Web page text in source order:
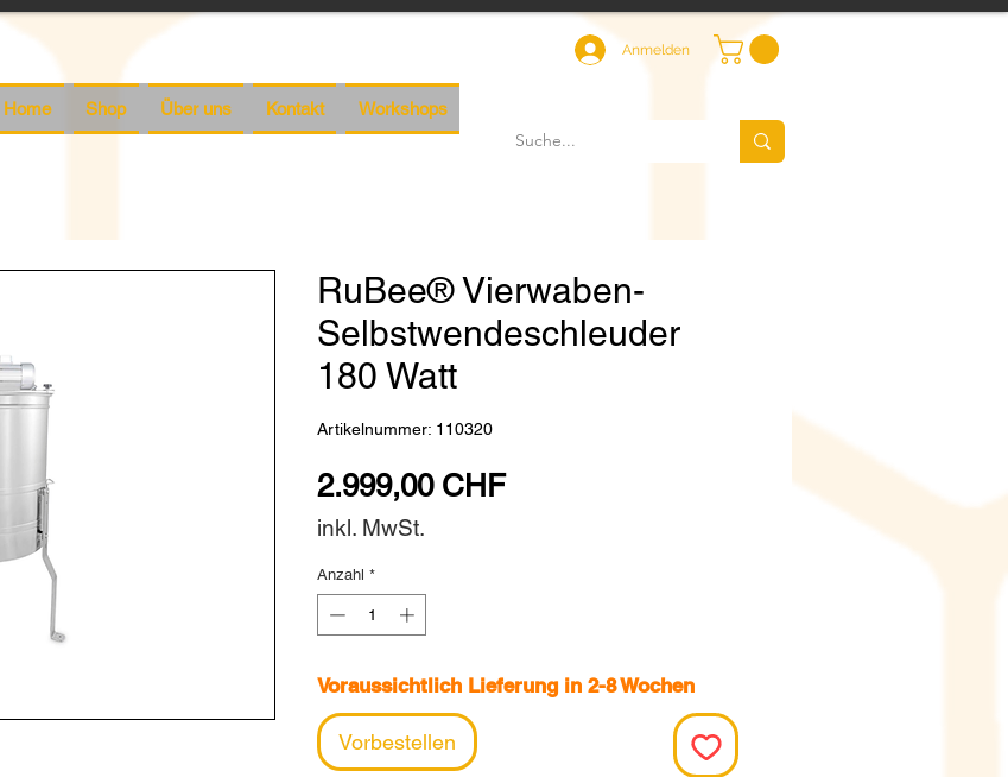
Anmelden
Home Shop Über uns Kontakt Workshops
RuBee® Vierwaben-
Selbstwendeschleuder
180 Watt
Artikelnummer: 110320
2.999,00 CHFPreis
inkl. MwSt.
Anzahl *
Voraussichtlich Lieferung in 2-8 Wochen
Vorbestellen